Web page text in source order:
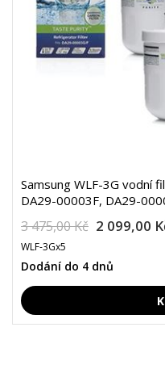
Samsung WLF-3G vodní
DA29-00003F, DA29-
3 475,00 Kč 2 099,00
WLF-3Gx5
Dodání do 4 dnů